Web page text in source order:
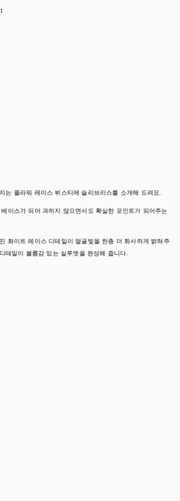
는 플라워 레이스 뷔스티에 슬리브리스를 소개해 드려요.
이스가 되어 과하지 않으면서도 확실한 포인트가 되어주는
화이트 레이스 디테일이 얼굴빛을 한층 더 화사하게 밝혀주
테일이 볼륨감 있는 실루엣을 완성해 줍니다.